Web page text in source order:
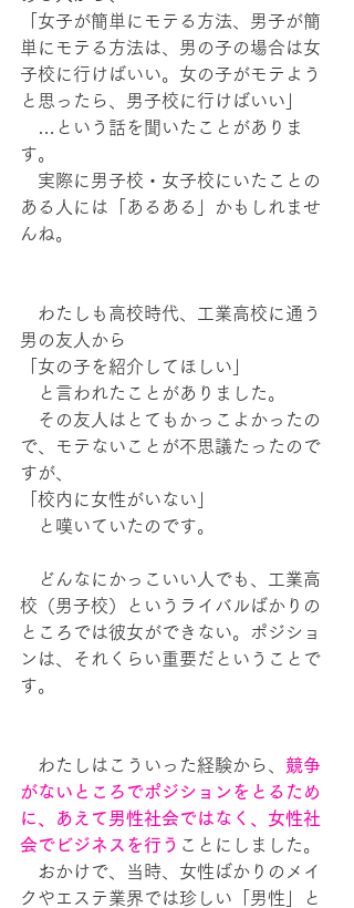
「女子が簡単にモテる方法、男子が簡
単にモテる方法は、男の子の場合は女
子校に行けばいい。女の子がモテよう
と思ったら、男子校に行けばいい」
…という話を聞いたことがありま
す。
実際に男子校・女子校にいたことの
ある人には「あるある」かもしれませ
んね。
わたしも高校時代、工業高校に通う
男の友人から
「女の子を紹介してほしい」
と言われたことがありました。
その友人はとてもかっこよかったの
で、モテないことが不思議たったので
すが、
「校内に女性がいない」
と嘆いていたのです。
どんなにかっこいい人でも、工業高
校（男子校）というライバルばかりの
ところでは彼女ができない。ポジショ
ンは、それくらい重要だということで
す。
わたしはこういった経験から、 競争
がないところでポジションをとるため
に、あえて男性社会ではなく、女性社
会でビジネスを行う ことにしました。
おかけで、当時、女性ばかりのメイ
クやエステ業界では珍しい「男性」と